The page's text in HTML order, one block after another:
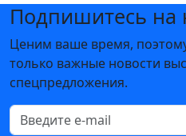
Подпишитесь на
Ценим ваше время,
только важные новости
спецпредложения.